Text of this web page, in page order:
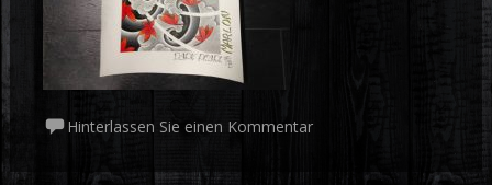
Hinterlassen Sie einen Kommentar